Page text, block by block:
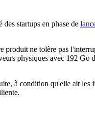
startups en phase de
ne tolère pas
physiques avec 192
à condition qu'elle ait les